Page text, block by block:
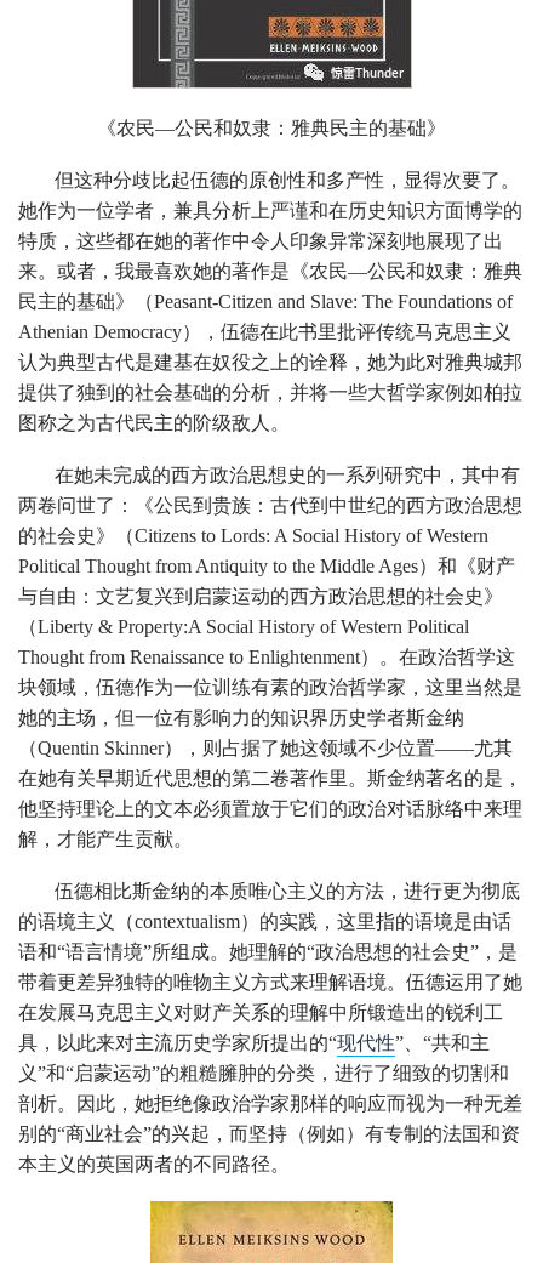
《农民—公民和奴隶：雅典民主的基础》
但这种分歧比起伍德的原创性和多产性，显得次要了。
她作为一位学者，兼具分析上严谨和在历史知识方面博学的
特质，这些都在她的著作中令人印象异常深刻地展现了出
来。或者，我最喜欢她的著作是《农民—公民和奴隶：雅典
民主的基础》（Peasant-Citizen and Slave: The Foundations of
Athenian Democracy），伍德在此书里批评传统马克思主义
认为典型古代是建基在奴役之上的诠释，她为此对雅典城邦
提供了独到的社会基础的分析，并将一些大哲学家例如柏拉
图称之为古代民主的阶级敌人。
在她未完成的西方政治思想史的一系列研究中，其中有
两卷问世了：《公民到贵族：古代到中世纪的西方政治思想
的社会史》（Citizens to Lords: A Social History of Western
Political Thought from Antiquity to the Middle Ages）和《财产
与自由：文艺复兴到启蒙运动的西方政治思想的社会史》
（Liberty & Property:A Social History of Western Political
Thought from Renaissance to Enlightenment）。在政治哲学这
块领域，伍德作为一位训练有素的政治哲学家，这里当然是
她的主场，但一位有影响力的知识界历史学者斯金纳
（Quentin Skinner），则占据了她这领域不少位置——尤其
在她有关早期近代思想的第二卷著作里。斯金纳著名的是，
他坚持理论上的文本必须置放于它们的政治对话脉络中来理
解，才能产生贡献。
伍德相比斯金纳的本质唯心主义的方法，进行更为彻底
的语境主义（contextualism）的实践，这里指的语境是由话
语和“语言情境”所组成。她理解的“政治思想的社会史”，是
带着更差异独特的唯物主义方式来理解语境。伍德运用了她
在发展马克思主义对财产关系的理解中所锻造出的锐利工
具，以此来对主流历史学家所提出的“现代性”、“共和主
义”和“启蒙运动”的粗糙臃肿的分类，进行了细致的切割和
剖析。因此，她拒绝像政治学家那样的响应而视为一种无差
别的“商业社会”的兴起，而坚持（例如）有专制的法国和资
本主义的英国两者的不同路径。